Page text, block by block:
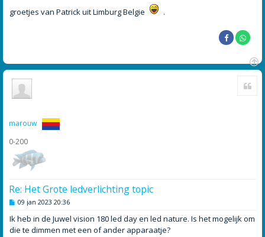
groetjes van Patrick uit Limburg Belgie .
O
marouw
0-200
Re: Het Grote ledverlichting topic
B
r
c
09 jan 2023 20:36
Ik heb in de Juwel vision 180 led day en led nature. Is het mogelijk om
die te dimmen met een of ander apparaatje?